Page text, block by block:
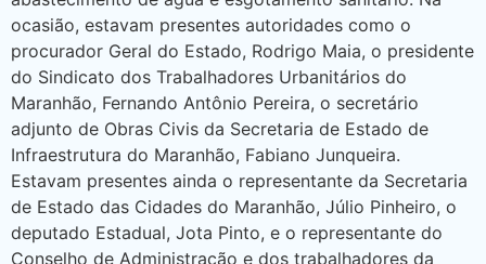
ocasião, estavam presentes autoridades como o
procurador Geral do Estado, Rodrigo Maia, o presidente
do Sindicato dos Trabalhadores Urbanitários do
Maranhão, Fernando Antônio Pereira, o secretário
adjunto de Obras Civis da Secretaria de Estado de
Infraestrutura do Maranhão, Fabiano Junqueira.
Estavam presentes ainda o representante da Secretaria
de Estado das Cidades do Maranhão, Júlio Pinheiro, o
deputado Estadual, Jota Pinto, e o representante do
Conselho de Administração e dos trabalhadores da